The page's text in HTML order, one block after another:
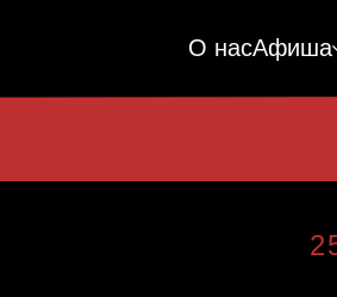
О насАфиша